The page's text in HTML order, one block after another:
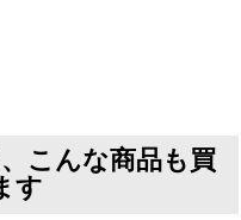
こんな商品も買
す